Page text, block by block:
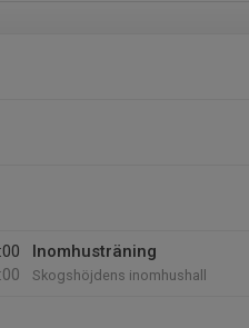
Inomhusträning
Skogshöjdens inomhushall